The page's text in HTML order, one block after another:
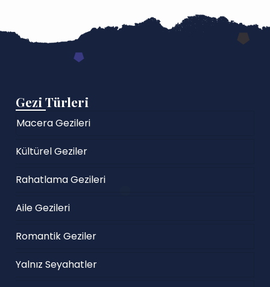
Gezi Türleri
Macera Gezileri
Kültürel Geziler
Rahatlama Gezileri
Aile Gezileri
Romantik Geziler
Yalnız Seyahatler